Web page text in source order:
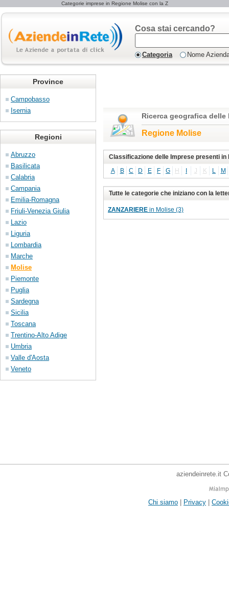
Categorie imprese in Regione Molise con la Z
Cosa stai cercando?
Categoria Nome
Province
Campobasso
Isernia
Regioni
Abruzzo
Basilicata
Calabria
Campania
Emilia-Romagna
Friuli-Venezia Giulia
Lazio
Liguria
Lombardia
Marche
Molise
Piemonte
Puglia
Sardegna
Sicilia
Toscana
Trentino-Alto Adige
Umbria
Valle d'Aosta
Veneto
Ricerca geografica delle
Regione Molise
Classificazione delle Imprese presenti in
A
B C D E F G H J K L M
Tutte le categorie che iniziano con la
ZANZARIERE in Molise (3)
aziendeinrete.it
Chi siamo | Privacy |